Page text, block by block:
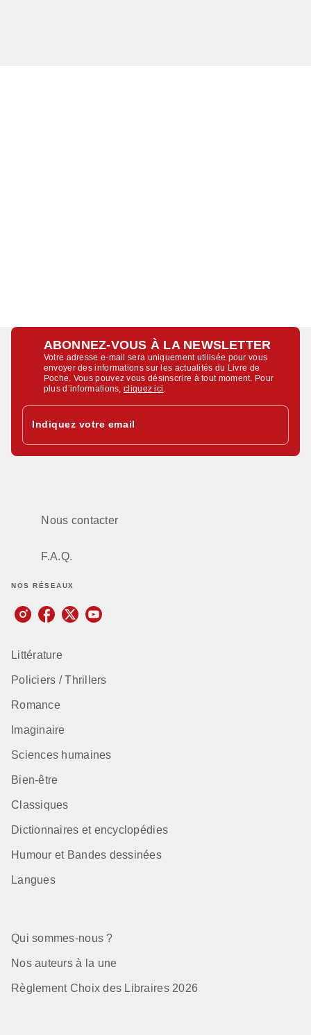
ABONNEZ-VOUS À LA NEWSLETTER
Votre adresse e-mail sera uniquement utilisée pour vous
envoyer des informations sur les actualités du Livre de
Poche. Vous pouvez vous désinscrire à tout moment. Pour
plus d’informations,cliquez ici
Indiquez votre email
Nous contacter
F.A.Q.
NOS RÉSEAUX
Littérature
Policiers / Thrillers
Romance
Imaginaire
Sciences humaines
Bien-être
Classiques
Dictionnaires et encyclopédies
Humour et Bandes dessinées
Langues
Qui sommes-nous ?
Nos auteurs à la une
Règlement Choix des Libraires 2026